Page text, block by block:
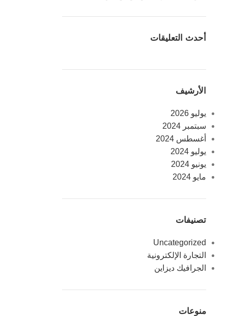
أحدث التعليقات
الأرشيف
يوليو 2026
سبتمبر 2024
أغسطس 2024
يوليو 2024
يونيو 2024
مايو 2024
تصنيفات
Uncategorized
التجارة الإلكترونية
الجرافيك ديزاين
منوعات